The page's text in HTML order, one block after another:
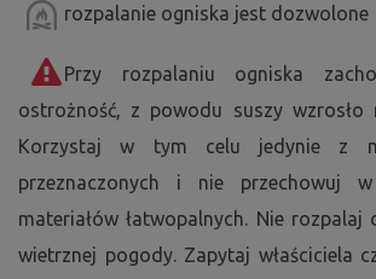
rozpalanie ogniska jest dozwolone
Przy rozpalaniu ogniska
ostrożność, z powodu suszy wzrosło
Korzystaj w tym celu jedynie z
przeznaczonych i nie przechowuj
materiałów łatwopalnych. Nie rozpalaj
wietrznej pogody. Zapytaj właściciela